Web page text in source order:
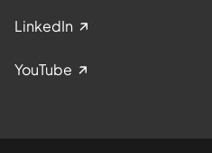
LinkedIn
YouTube